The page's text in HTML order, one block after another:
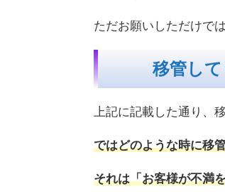
ただお願いしただけで
移管し
上記に記載した通り、
ではどのような時に移
それは「お客様が不満